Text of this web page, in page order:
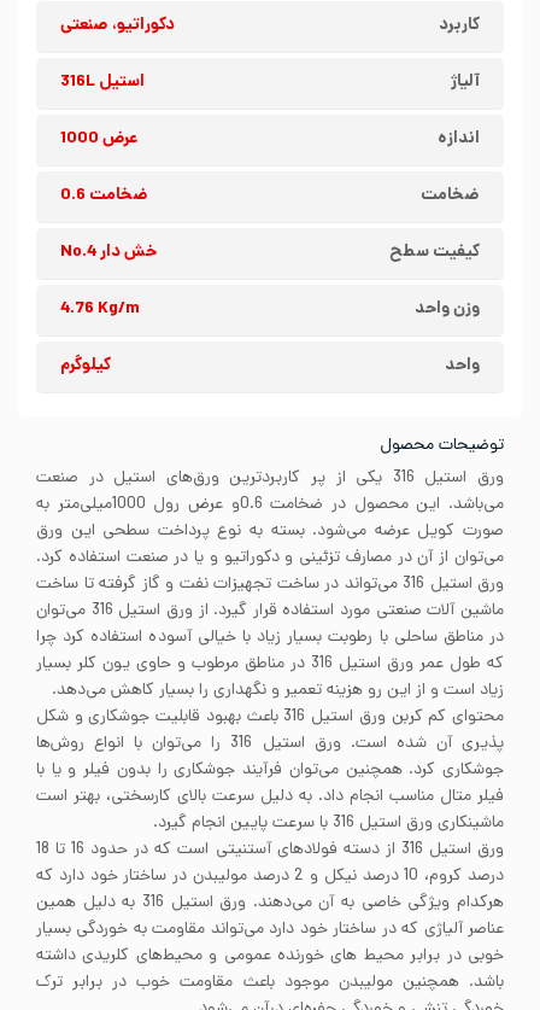
کاربرد دکوراتیو، صنعتی
آلیاژ استیل 316L
اندازه عرض 1000
ضخامت ضخامت 0.6
کیفیت سطح خش دار No.4
وزن واحد 4.76 Kg/m
واحد کیلوگرم
توضیحات محصول
ورق استیل 316 یکی از پر کاربردترین ورق‌های استیل در صنعت
می‌باشد. این محصول در ضخامت 0.6و عرض رول 1000میلی‌متر به
صورت کویل عرضه می‌شود. بسته به نوع پرداخت سطحی این ورق
می‌توان از آن در مصارف تزئینی و دکوراتیو و یا در صنعت استفاده کرد.
ورق استیل 316 می‌تواند در ساخت تجهیزات نفت و گاز گرفته تا ساخت
ماشین آلات صنعتی مورد استفاده قرار گیرد. از ورق استیل 316 می‌توان
در مناطق ساحلی با رطوبت بسیار زیاد با خیالی آسوده استفاده کرد چرا
که طول عمر ورق استیل 316 در مناطق مرطوب و حاوی یون کلر بسیار
زیاد است و از این رو هزینه تعمیر و نگهداری را بسیار کاهش می‌دهد.
محتوای کم کربن ورق استیل 316 باعث بهبود قابلیت جوشکاری و شکل
پذیری آن شده است. ورق استیل 316 را می‌توان با انواع روش‌ها
جوشکاری کرد. همچنین می‌توان فرآیند جوشکاری را بدون فیلر و یا با
فیلر متال مناسب انجام داد. به دلیل سرعت بالای کارسختی، بهتر است
ماشینکاری ورق استیل 316 با سرعت پایین انجام گیرد.
ورق استیل 316 از دسته فولادهای آستنیتی است که در حدود 16 تا 18
درصد کروم، 10 درصد نیکل و 2 درصد مولیبدن در ساختار خود دارد که
هرکدام ویژگی خاصی به آن می‌دهند. ورق استیل 316 به دلیل همین
عناصر آلیاژی که در ساختار خود دارد می‌تواند مقاومت به خوردگی بسیار
خوبی در برابر محیط های خورنده عمومی و محیط‌های کلریدی داشته
باشد. همچنین مولیبدن موجود باعث مقاومت خوب در برابر ترک